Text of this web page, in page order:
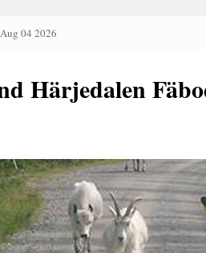
04 2026
Härjedalen